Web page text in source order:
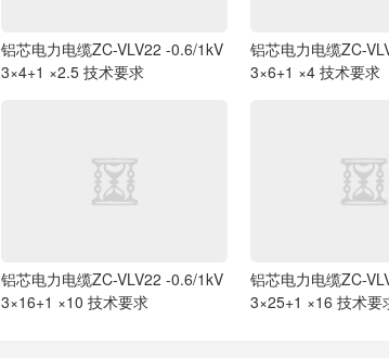
铝芯电力电缆ZC-VLV22 -0.6/1kV
3×4+1 ×2.5 技术要求
铝芯电力电缆ZC-
3×6+1 ×4 技术要求
铝芯电力电缆ZC-VLV22 -0.6/1kV
3×16+1 ×10 技术要求
铝芯电力电缆ZC-
3×25+1 ×16 技术要